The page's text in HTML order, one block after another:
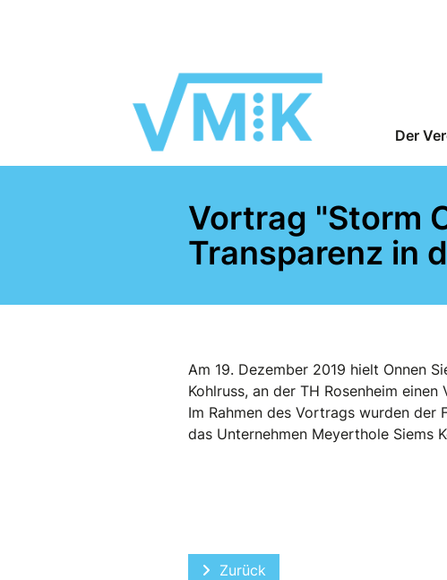
Der
Vortrag "Storm
Transparenz in
Am 19. Dezember 2019 hielt Onnen
Kohlruss, an der TH Rosenheim
Im Rahmen des Vortrags wurden
das Unternehmen Meyerthole Siems
Vorheriger Beitrag: Workshop für
Zurück